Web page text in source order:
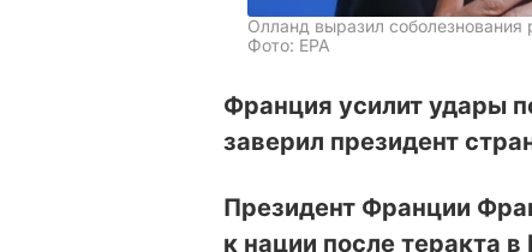
Олланд выразил
Фото: ЕРА
Франция усилит удары
заверил президент
Президент Франции
к нации после теракта